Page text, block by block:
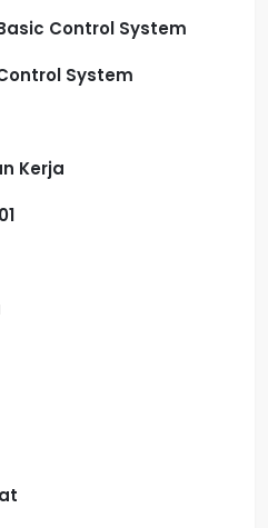
Control System
System
Kerja